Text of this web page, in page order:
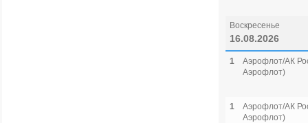
Воскресенье
16.08.2026
1
Аэрофлот/АК
Аэрофлот)
1
Аэрофлот/АК
Аэрофлот)